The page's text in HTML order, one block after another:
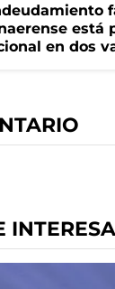
está
en dos